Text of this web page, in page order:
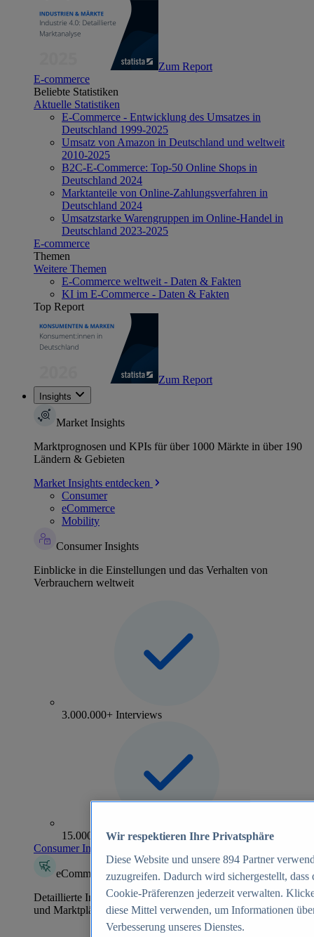
Zum Report
E-commerce
Beliebte Statistiken
Aktuelle Statistiken
E-Commerce - Entwicklung des Umsatzes in
Deutschland 1999-2025
Umsatz von Amazon in Deutschland und weltweit
2010-2025
B2C-E-Commerce: Top-50 Online Shops in
Deutschland 2024
Marktanteile von Online-Zahlungsverfahren in
Deutschland 2024
Umsatzstarke Warengruppen im Online-Handel in
Deutschland 2023-2025
E-commerce
Themen
Weitere Themen
E-Commerce weltweit - Daten & Fakten
KI im E-Commerce - Daten & Fakten
Top Report
Zum Report
Insights
Market Insights
Marktprognosen und KPIs für über 1000 Märkte in über 190
Ländern & Gebieten
Market Insights entdecken
Consumer
eCommerce
Mobility
Consumer Insights
Einblicke in die Einstellungen und das Verhalten von
Verbrauchern weltweit
3.000.000+ Interviews
15.000+ Marken
Consumer Insights entdecken
eCommerce Insights
Detaillierte Informationen zu mehr als 39.000 Online-Shops
und Marktplätzen
Wir respektieren Ihre Privatsphäre
Diese Website und unsere 894 Partner
zuzugreifen. Dadurch wird sichergestellt,
Cookie-Präferenzen jederzeit verwalten.
diese Mittel verwenden, um Informationen
Verbesserung unseres Dienstes.